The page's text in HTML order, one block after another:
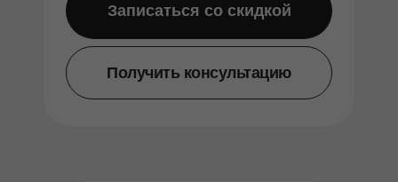
Записаться со скидкой
Получить консультацию